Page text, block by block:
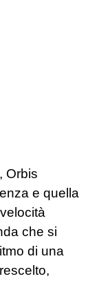
Orbis
e quella
che si
di una